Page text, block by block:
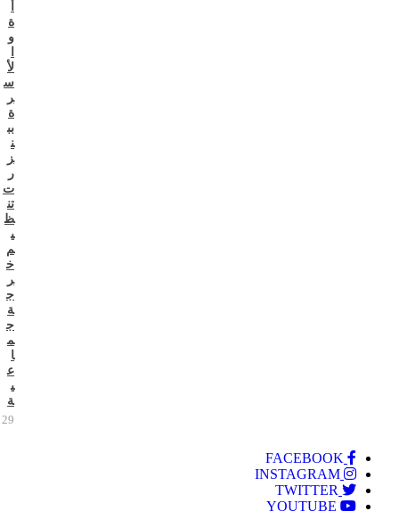
ة
و
لأ
س
ر
ة
بب
ن
ز
ر
ت
تن
ظ
ي
م
خ
ر
ج
ة
ج
م
ا
ع
ي
ة
29 يوليو 2026
FACEBOOK
INSTAGRAM
TWITTER
YOUTUBE